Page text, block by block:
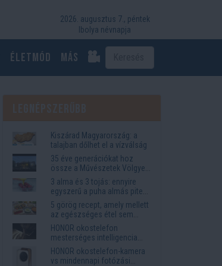
2026. augusztus 7., péntek
Ibolya névnapja
Életmód más
Kiszárad Magyarország: a
talajban dőlhet el a vízválság
35 éve generációkat hoz
össze a Művészetek Völgye
– megvan a 2027-es időpont
és a bérletár
3 alma és 3 tojás: ennyire
egyszerű a puha almás pite
titka
5 görög recept, amely mellett
az egészséges étel sem
tűnik lemondásnak
HONOR okostelefon
mesterséges intelligencia
funkciók, amelyek
megkönnyítik az életet
HONOR okostelefon-kamera
vs mindennapi fotózási